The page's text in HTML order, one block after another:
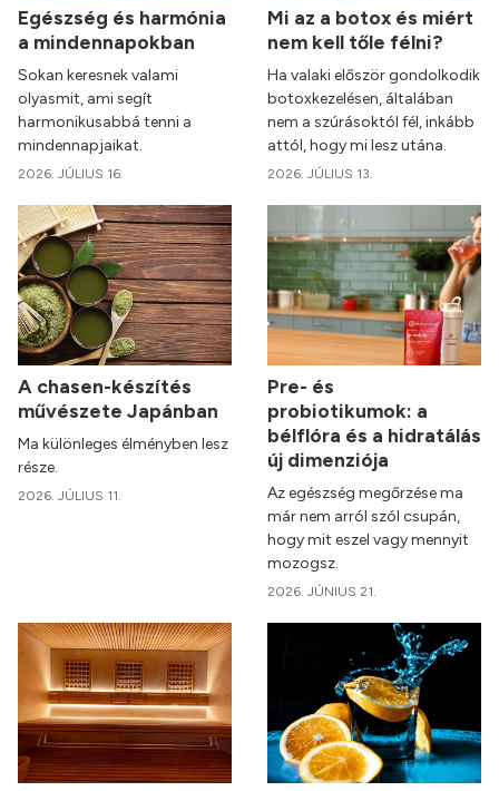
Egészség és harmónia
a mindennapokban
Sokan keresnek valami
olyasmit, ami segít
harmonikusabbá tenni a
mindennapjaikat.
2026. JÚLIUS 16.
Mi az a botox és miért
nem kell tőle félni?
Ha valaki először gondolkodik
botoxkezelésen, általában
nem a szúrásoktól fél, inkább
attól, hogy mi lesz utána.
2026. JÚLIUS 13.
A chasen-készítés
művészete Japánban
Ma különleges élményben lesz
része.
2026. JÚLIUS 11.
Pre- és
probiotikumok: a
bélflóra és a hidratálás
új dimenziója
Az egészség megőrzése ma
már nem arról szól csupán,
hogy mit eszel vagy mennyit
mozogsz.
2026. JÚNIUS 21.